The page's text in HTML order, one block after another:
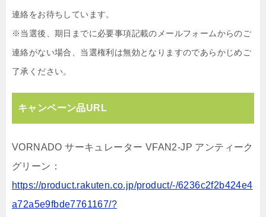
連絡をお待ちしています。
※当選後、期日までに必要事項記載のメールフォームからのご
連絡がない場合、当選権利は無効となりますのであらかじめご
了承ください。
キャンペーン品URL
VORNADO サーキュレーター VFAN2-JP アンティーク
グリーン：
https://product.rakuten.co.jp/product/-/6236c2f2b424e4
a72a5e9fbde7761167/?